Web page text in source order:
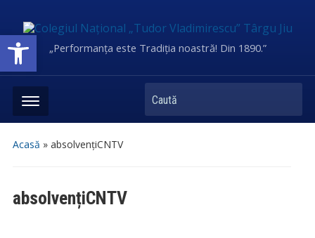
Deschide bara de unelte„Performanța este Tradiția noastră! Din 1890.”
Caută
Acasă » absolvențiCNTV
absolvențiCNTV